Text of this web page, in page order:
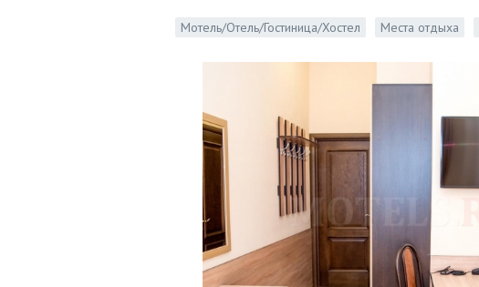
Мотель/Отель/Гостиница/Хостел Места отдыха